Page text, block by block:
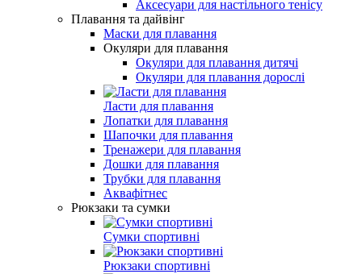
Аксесуари для настільного тенісу
Плавання та дайвінг
Маски для плавання
Окуляри для плавання
Окуляри для плавання дитячі
Окуляри для плавання дорослі
Ласти для плавання
Лопатки для плавання
Шапочки для плавання
Тренажери для плавання
Дошки для плавання
Трубки для плавання
Аквафітнес
Рюкзаки та сумки
Сумки спортивні
Рюкзаки спортивні